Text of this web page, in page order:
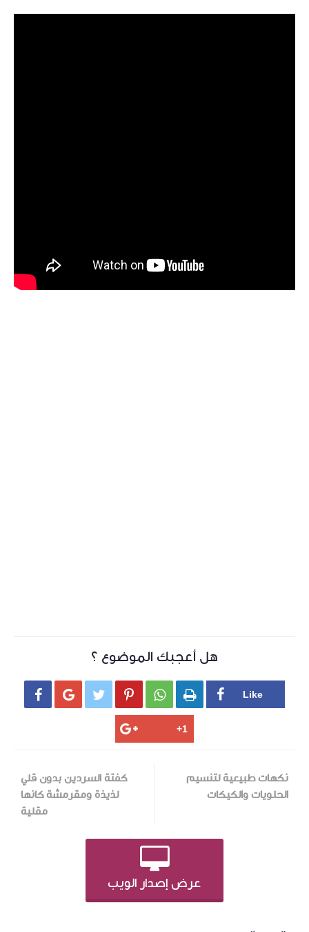
هل أعجبك الموضوع ؟
     
نكهات طبيعية لتنسيم
الحلويات والكيكات
كفتة السردين بدون قلي
لذيذة ومقرمشة كانها
مقلية
عرض إصدار الويب